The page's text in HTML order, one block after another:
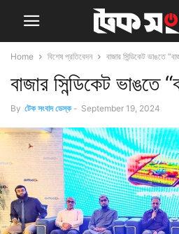
Home বিশেষ প্রতিবেদন বাজার সিন্ডিকেট ভাঙতে
বাজার সিন্ডিকেট ভাঙতে
By টেক সংবাদ ডেস্ক - September 19, 2024